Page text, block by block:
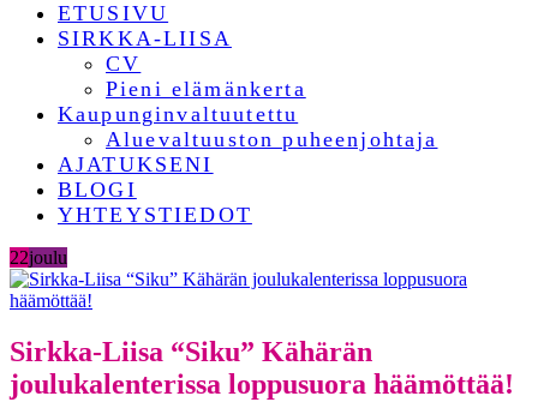
ETUSIVU
SIRKKA-LIISA
CV
Pieni elämänkerta
Kaupunginvaltuutettu
Aluevaltuuston puheenjohtaja
AJATUKSENI
BLOGI
YHTEYSTIEDOT
22joulu
Sirkka-Liisa “Siku” Kähärän
joulukalenterissa loppusuora häämöttää!